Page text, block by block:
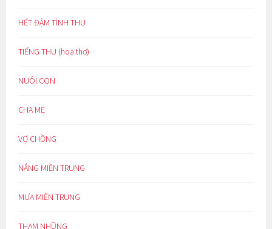
HẾT ĐẬM TÌNH THU
TIẾNG THU (hoạ thơ)
NUÔI CON
CHA MẸ
VỢ CHỒNG
NẮNG MIỀN TRUNG
MƯA MIỀN TRUNG
THAM NHŨNG